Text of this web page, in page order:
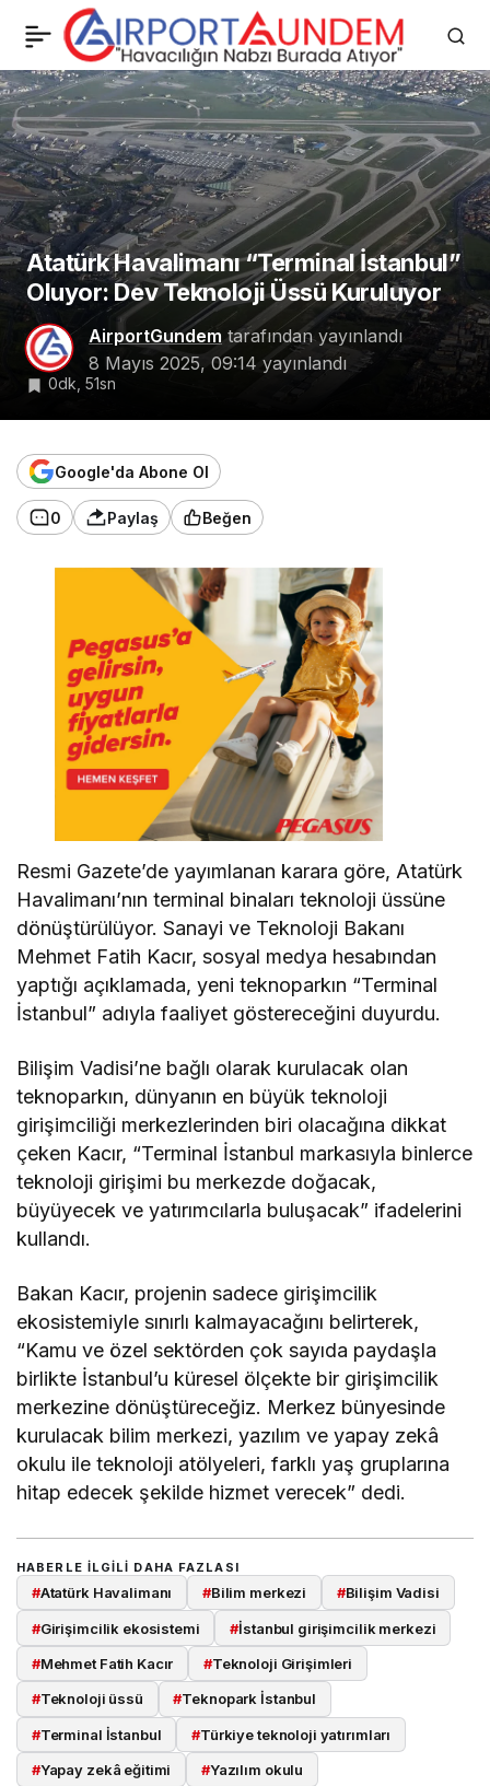
Atatürk Havalimanı “Terminal İstanbul”
Oluyor: Dev Teknoloji Üssü Kuruluyor
AirportGundem tarafından yayınlandı
8 Mayıs 2025, 09:14 yayınlandı
0dk, 51sn
Google'da Abone Ol
0 Paylaş Beğen
Resmi Gazete’de yayımlanan karara göre, Atatürk
Havalimanı’nın terminal binaları teknoloji üssüne
dönüştürülüyor. Sanayi ve Teknoloji Bakanı
Mehmet Fatih Kacır, sosyal medya hesabından
yaptığı açıklamada, yeni teknoparkın “Terminal
İstanbul” adıyla faaliyet göstereceğini duyurdu.
Bilişim Vadisi’ne bağlı olarak kurulacak olan
teknoparkın, dünyanın en büyük teknoloji
girişimciliği merkezlerinden biri olacağına dikkat
çeken Kacır, “Terminal İstanbul markasıyla binlerce
teknoloji girişimi bu merkezde doğacak,
büyüyecek ve yatırımcılarla buluşacak” ifadelerini
kullandı.
Bakan Kacır, projenin sadece girişimcilik
ekosistemiyle sınırlı kalmayacağını belirterek,
“Kamu ve özel sektörden çok sayıda paydaşla
birlikte İstanbul’u küresel ölçekte bir girişimcilik
merkezine dönüştüreceğiz. Merkez bünyesinde
kurulacak bilim merkezi, yazılım ve yapay zekâ
okulu ile teknoloji atölyeleri, farklı yaş gruplarına
hitap edecek şekilde hizmet verecek” dedi.
HABERLE ILGILI DAHA FAZLASI
#Atatürk Havalimanı #Bilim merkezi #Bilişim Vadisi
#Girişimcilik ekosistemi #İstanbul girişimcilik merkezi
#Mehmet Fatih Kacır #Teknoloji Girişimleri
#Teknoloji üssü #Teknopark İstanbul
#Terminal İstanbul #Türkiye teknoloji yatırımları
#Yapay zekâ eğitimi #Yazılım okulu
İstanbul Havalimanı,
Rolls-Royce Motorlarına
Ev Sahipliği Yapacak
0 Paylaş